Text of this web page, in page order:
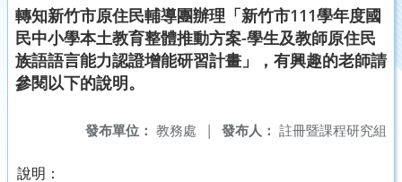
轉知新竹市原住民輔導團辦理「新竹市111學年度國
民中小學本土教育整體推動方案-學生及教師原住民
族語語言能力認證增能研習計畫」，有興趣的老師請
參閱以下的說明。
發布人： 註冊暨課程研究組
發布單位： 教務處 |
說明：